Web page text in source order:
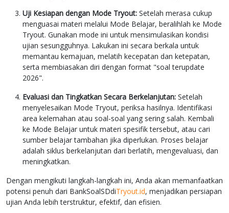
Uji Kesiapan dengan Mode Tryout: Setelah merasa cukup
menguasai materi melalui Mode Belajar, beralihlah ke Mode
Tryout. Gunakan mode ini untuk mensimulasikan kondisi
ujian sesungguhnya. Lakukan ini secara berkala untuk
memantau kemajuan, melatih kecepatan dan ketepatan,
serta membiasakan diri dengan format "soal terupdate
2026".
Evaluasi dan Tingkatkan Secara Berkelanjutan: Setelah
menyelesaikan Mode Tryout, periksa hasilnya. Identifikasi
area kelemahan atau soal-soal yang sering salah. Kembali
ke Mode Belajar untuk materi spesifik tersebut, atau cari
sumber belajar tambahan jika diperlukan. Proses belajar
adalah siklus berkelanjutan dari berlatih, mengevaluasi, dan
meningkatkan.
Dengan mengikuti langkah-langkah ini, Anda akan memanfaatkan
potensi penuh dari BankSoalSDdiTryout.id, menjadikan persiapan
ujian Anda lebih terstruktur, efektif, dan efisien.